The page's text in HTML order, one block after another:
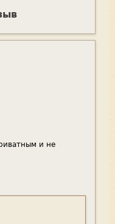
и не